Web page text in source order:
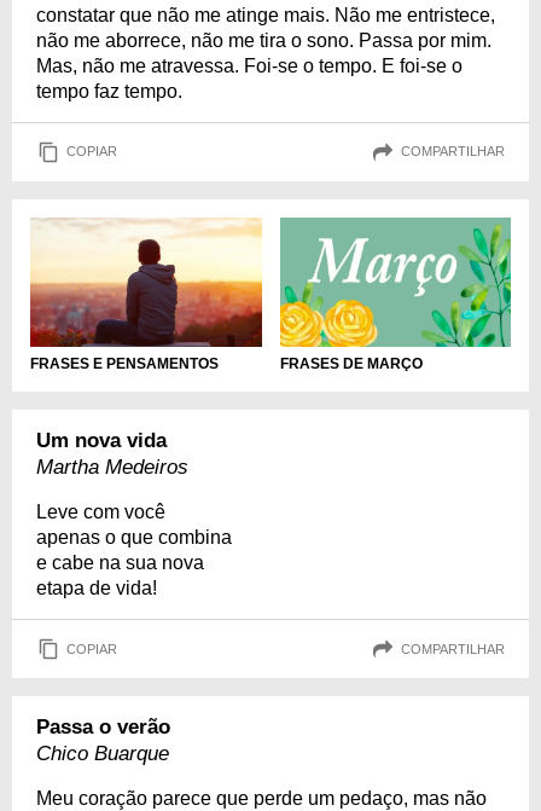
constatar que não me atinge mais. Não me entristece,
não me aborrece, não me tira o sono. Passa por mim.
Mas, não me atravessa. Foi-se o tempo. E foi-se o
tempo faz tempo.
COPIAR COMPARTILHAR
FRASES E PENSAMENTOS FRASES DE MARÇO
Um nova vida
Martha Medeiros
Leve com você
apenas o que combina
e cabe na sua nova
etapa de vida!
COPIAR COMPARTILHAR
Passa o verão
Chico Buarque
Meu coração parece que perde um pedaço, mas não